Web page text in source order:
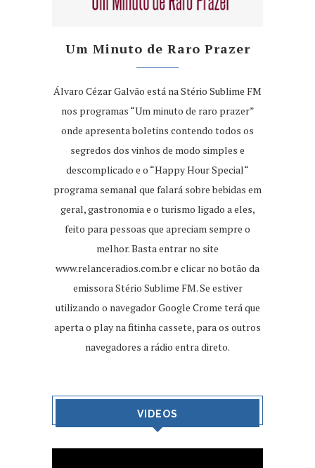
Um Minuto de Raro Prazer
Álvaro Cézar Galvão está na Stério Sublime FM
nos programas “Um minuto de raro prazer”
onde apresenta boletins contendo todos os
segredos dos vinhos de modo simples e
descomplicado e o “Happy Hour Special“
programa semanal que falará sobre bebidas em
geral, gastronomia e o turismo ligado a eles,
feito para pessoas que apreciam sempre o
melhor. Basta entrar no site
www.relanceradios.com.bre clicar no botão da
emissora Stério Sublime FM. Se estiver
utilizando o navegador Google Crome terá que
aperta o play na fitinha cassete, para os outros
navegadores a rádio entra direto.
VIDEOS